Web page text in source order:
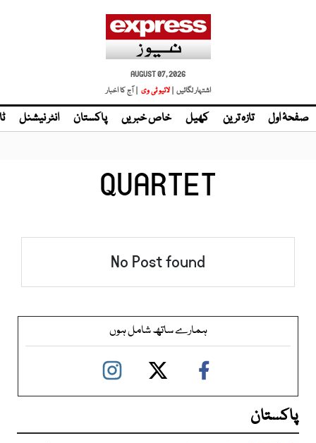
AUGUST 07, 2026
اشتہار لگائیں | لائیو ٹی وی | آج کا اخبار
صفحۂ اول تازہ ترین کھیل خاص خبریں پاکستان انٹر نیشنل
QUARTET
No Post found
ہمارے ساتھ شامل ہوں
پاکستان